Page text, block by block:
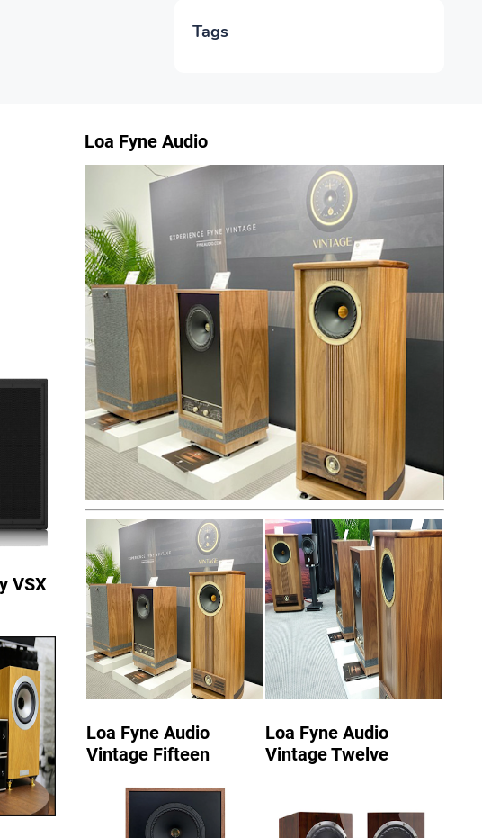
Tags
VSX
Loa Fyne Audio
Loa Fyne Audio
Vintage Fifteen
Loa Fyne Audio
Vintage Twelve